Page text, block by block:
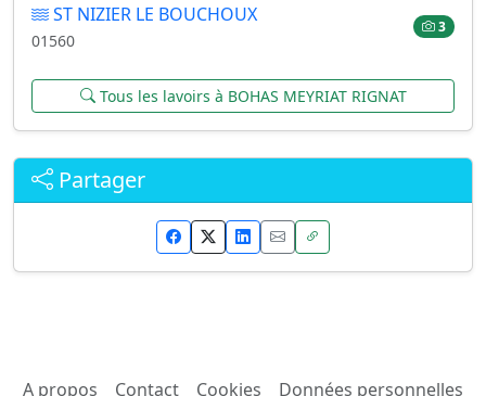
ST NIZIER LE BOUCHOUX
01560
3
Tous les lavoirs à BOHAS MEYRIAT RIGNAT
Partager
A propos Contact Cookies Données personnelles